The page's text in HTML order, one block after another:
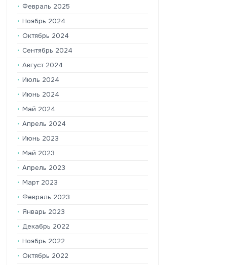
Февраль 2025
Ноябрь 2024
Октябрь 2024
Сентябрь 2024
Август 2024
Июль 2024
Июнь 2024
Май 2024
Апрель 2024
Июнь 2023
Май 2023
Апрель 2023
Март 2023
Февраль 2023
Январь 2023
Декабрь 2022
Ноябрь 2022
Октябрь 2022